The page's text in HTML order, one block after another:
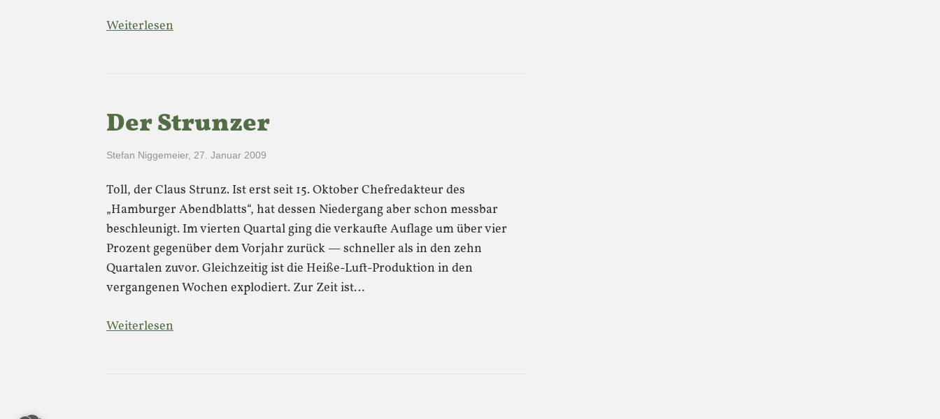
Weiterlesen
Der Strunzer
Stefan Niggemeier, 27. Januar 2009
Toll, der Claus Strunz. Ist erst seit 15. Oktober Chefredakteur des
„Hamburger Abendblatts“, hat dessen Niedergang aber schon messbar
beschleunigt. Im vierten Quartal ging die verkaufte Auflage um über vier
Prozent gegenüber dem Vorjahr zurück — schneller als in den zehn
Quartalen zuvor. Gleichzeitig ist die Heiße-Luft-Produktion in den
vergangenen Wochen explodiert. Zur Zeit ist…
Weiterlesen